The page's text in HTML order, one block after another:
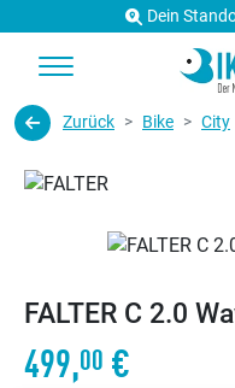
Dein
Zurück Bike City
FALTER C 2.0
499,00 €